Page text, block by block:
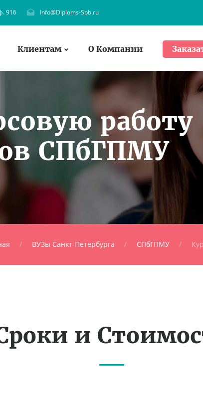
916 Info@Diploms-Spb.ru
Клиентам О Компании
работу
СПбГПМУ
ВУЗы Санкт-Петербурга СПбГПМУ
и